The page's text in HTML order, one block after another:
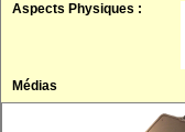
Aspects Physiques :
Médias